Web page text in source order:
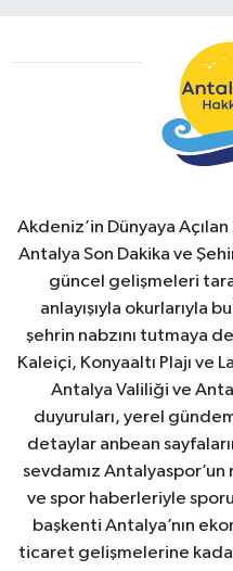
Akdeniz’in Dünyaya
Antalya Son Dakika ve
güncel gelişmeleri
anlayışıyla okurlarıyla
şehrin nabzını tutmaya
Kaleiçi, Konyaaltı Plajı ve
Antalya Valiliği ve
duyuruları, yerel
detaylar anbean
sevdamız
ve spor haberleriyle
başkenti Antalya’nın
ticaret gelişmelerine